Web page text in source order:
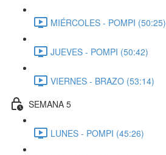
MIÉRCOLES - POMPI (50:25)
JUEVES - POMPI (50:42)
VIERNES - BRAZO (53:14)
SEMANA 5
LUNES - POMPI (45:26)